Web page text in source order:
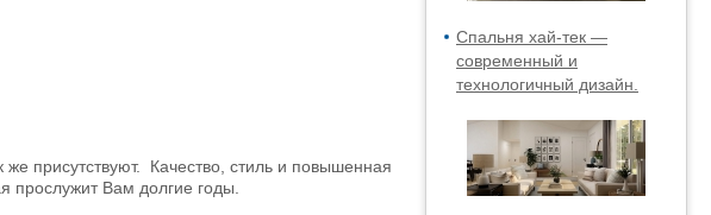
Спальня хай-тек —
современный и
технологичный дизайн.
присутствуют. Качество, стиль и повышенная
прослужит Вам долгие годы.